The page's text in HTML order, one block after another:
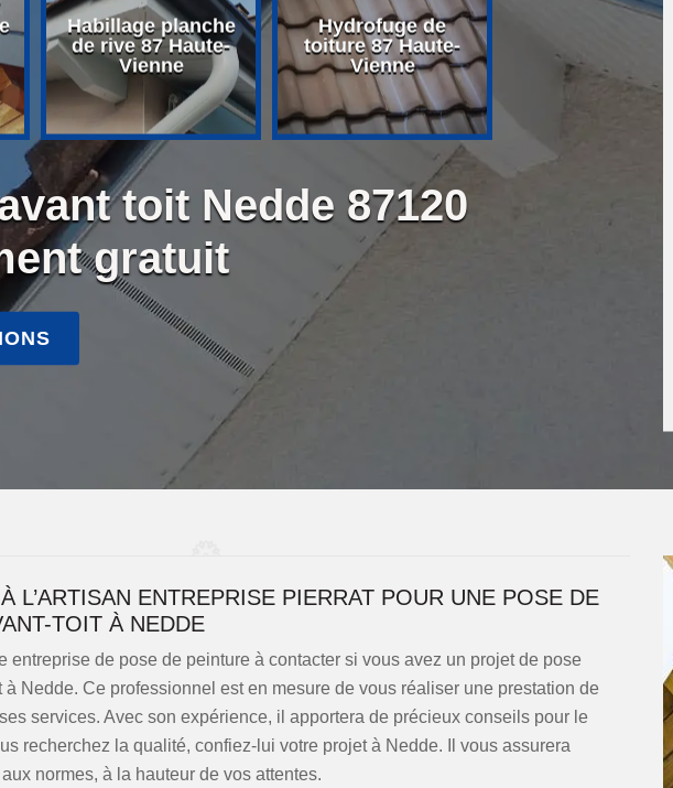
Habillage planche
de rive 87 Haute-
Vienne
Hydrofuge de
toiture 87 Haute-
Vienne
Nettoyage de
toiture 87
Vienne
toit Nedde 87120
gratuit
L’ARTISAN ENTREPRISE PIERRAT POUR UNE POSE DE
TOIT À NEDDE
entreprise de pose de peinture à contacter si vous avez un projet de pose
Nedde. Ce professionnel est en mesure de vous réaliser une prestation de
services. Avec son expérience, il apportera de précieux conseils pour le
recherchez la qualité, confiez-lui votre projet à Nedde. Il vous assurera
normes, à la hauteur de vos attentes.